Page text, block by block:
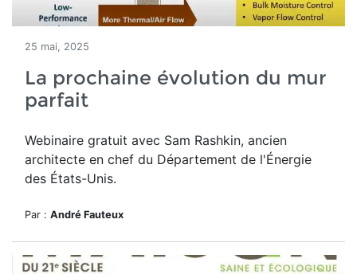
25 mai, 2025
La prochaine évolution du mur
parfait
Webinaire gratuit avec Sam Rashkin, ancien
architecte en chef du Département de l'Énergie
des États-Unis.
Par : André Fauteux